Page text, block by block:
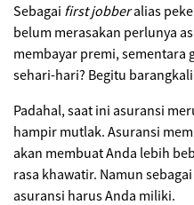
Sebagai first jobberalias
belum merasakan perlunya
membayar premi, sementara
sehari-hari? Begitu
Padahal, saat ini asuransi
hampir mutlak. Asuransi
akan membuat Anda lebih
rasa khawatir. Namun
asuransi harus Anda miliki.